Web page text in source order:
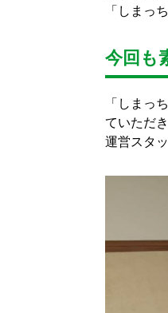
「しまっ
今回も
「しまっ
ていただ
運営スタ